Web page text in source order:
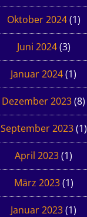
Oktober 2024(1)
Juni 2024(3)
Januar 2024(1)
Dezember 2023(8)
September 2023(1)
April 2023(1)
März 2023(1)
Januar 2023(1)